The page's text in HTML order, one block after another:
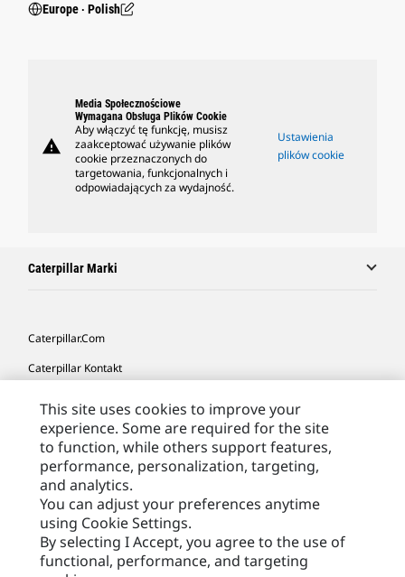
Europe ‧ Polish
warning
Media Społecznościowe
Wymagana Obsługa Plików Cookie
Aby włączyć tę funkcję, musisz
zaakceptować używanie plików
cookie przeznaczonych do
targetowania, funkcjonalnych i
odpowiadających za wydajność.
Ustawienia
plików cookie
Caterpillar Marki
Caterpillar.com
Caterpillar Kontakt
Moje Preferencje Marketingowe
Site Map
Cookie Settings
Legal
Privacy
This site uses cookies to improve your
experience. Some are required for the site
to function, while others support features,
performance, personalization, targeting,
and analytics.
You can adjust your preferences anytime
using Cookie Settings.
By selecting I Accept, you agree to the use of
functional, performance, and targeting